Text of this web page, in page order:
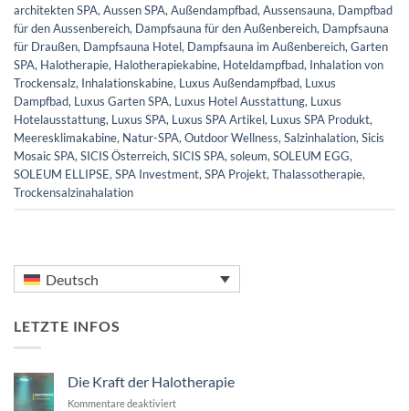
architekten SPA, Aussen SPA, Außendampfbad, Aussensauna, Dampfbad
für den Aussenbereich, Dampfsauna für den Außenbereich, Dampfsauna
für Draußen, Dampfsauna Hotel, Dampfsauna im Außenbereich, Garten
SPA, Halotherapie, Halotherapiekabine, Hoteldampfbad, Inhalation von
Trockensalz, Inhalationskabine, Luxus Außendampfbad, Luxus
Dampfbad, Luxus Garten SPA, Luxus Hotel Ausstattung, Luxus
Hotelausstattung, Luxus SPA, Luxus SPA Artikel, Luxus SPA Produkt,
Meeresklimakabine, Natur-SPA, Outdoor Wellness, Salzinhalation, Sicis
Mosaic SPA, SICIS Österreich, SICIS SPA, soleum, SOLEUM EGG,
SOLEUM ELLIPSE, SPA Investment, SPA Projekt, Thalassotherapie,
Trockensalzinahalation
Deutsch
LETZTE INFOS
Die Kraft der Halotherapie
Kommentare deaktiviertfür